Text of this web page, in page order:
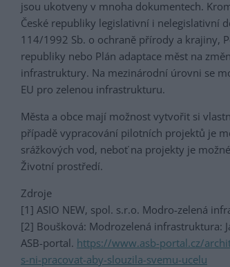
jsou ukotveny v mnoha dokumentech.
České republiky legislativní i nelegislativní
114/1992 Sb. o ochraně přírody a krajiny,
republiky nebo Plán adaptace měst na
infrastruktury. Na mezinárodní úrovni se
EU pro zelenou infrastrukturu.
Města a obce mají možnost vytvořit si
případě vypracování pilotních projektů je
srážkových vod, neboť na projekty je
Životní prostředí.
Zdroje
[1] ASIO NEW, spol. s.r.o. Modro-zelená
[2] Boušková: Modrozelená infrastruktura:
ASB-portal. https://www.asb-portal.cz/
s-ni-pracovat-aby-slouzila-svemu-ucelu